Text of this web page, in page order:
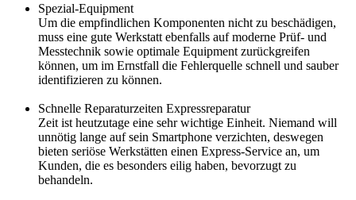
Spezial-Equipment
Um die empfindlichen Komponenten nicht zu beschädigen,
muss eine gute Werkstatt ebenfalls auf moderne Prüf- und
Messtechnik sowie optimale Equipment zurückgreifen
können, um im Ernstfall die Fehlerquelle schnell und sauber
identifizieren zu können.
Schnelle Reparaturzeiten Expressreparatur
Zeit ist heutzutage eine sehr wichtige Einheit. Niemand will
unnötig lange auf sein Smartphone verzichten, deswegen
bieten seriöse Werkstätten einen Express-Service an, um
Kunden, die es besonders eilig haben, bevorzugt zu
behandeln.